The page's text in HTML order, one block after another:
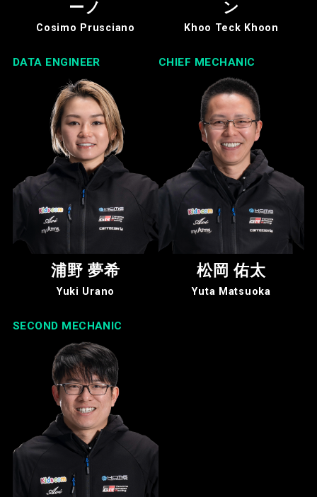
ーノ
Cosimo Prusciano
ン
Khoo Teck Khoon
DATA ENGINEER
浦野 夢希
Yuki Urano
CHIEF MECHANIC
松岡 佑太
Yuta Matsuoka
SECOND MECHANIC